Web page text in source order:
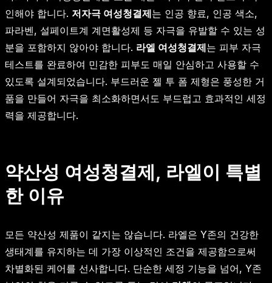
인해야 합니다. 저자극 여성청결제는 인공 향료, 인공 색소,
파라벤, 설페이트계 계면활성제 등 자극을 유발할 수 있는 성
분을 포함하지 않아야 합니다. 라엘 여성청결제는 피부 자극
테스트를 완료하여 민감한 피부도 매일 안심하고 사용할 수
있도록 설계되었습니다. 부드러운 젤 투 폼 제형은 풍성한 거
품을 만들어 자극을 최소화하면서도 부드럽고 효과적인 세정
력을 제공합니다.
약산성 여성청결제, 라엘이 특별
한 이유
모든 약산성 제품이 같지는 않습니다. 라엘은 Y존의 건강한
생태계를 유지하는 데 가장 이상적인 조건을 제공함으로써
차별화된 케어를 선사합니다. 단순한 세정 기능을 넘어, Y존